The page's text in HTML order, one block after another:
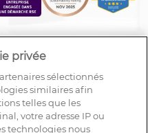
privée
sélectionnés
similaires afin
telles que les
votre adresse IP ou
technologies nous